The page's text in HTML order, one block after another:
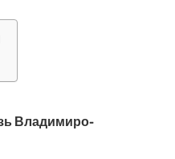
Владимиро-